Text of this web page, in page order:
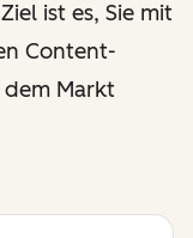
ist es, Sie mit
Content-
dem Markt